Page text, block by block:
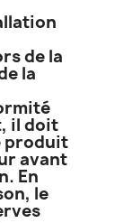
de la
la
il doit
produit
avant
En
le